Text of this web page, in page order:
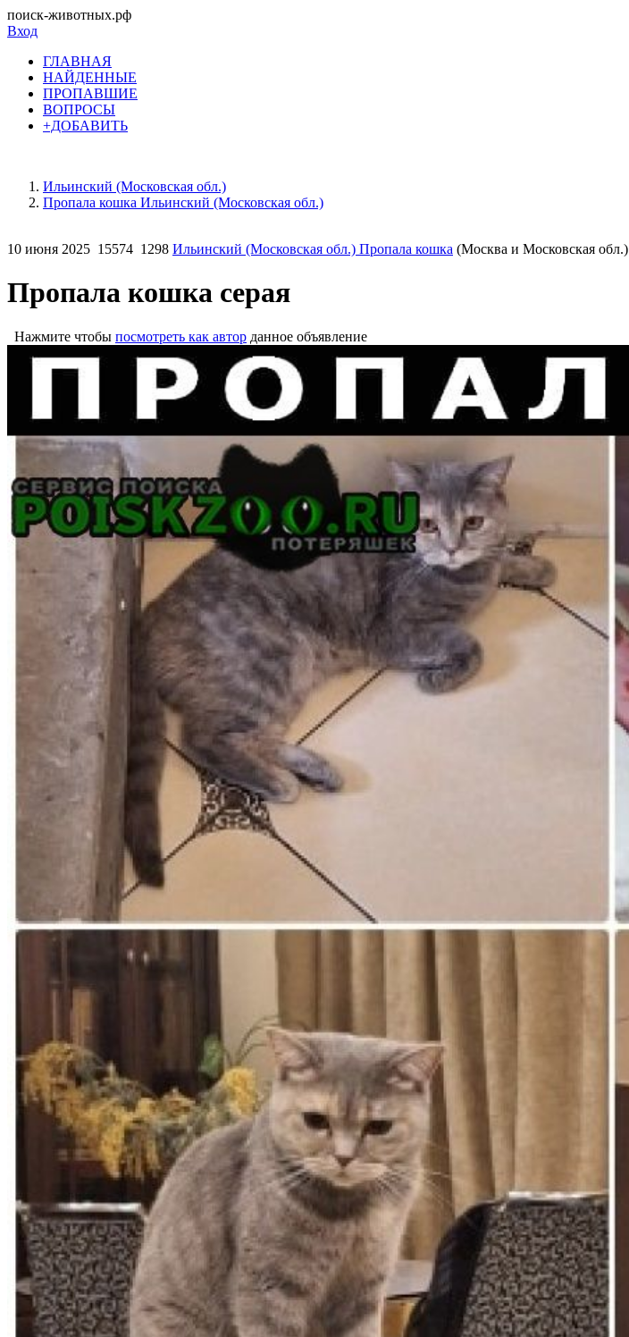
поиск-животных.рф
Вход
ГЛАВНАЯ
НАЙДЕННЫЕ
ПРОПАВШИЕ
ВОПРОСЫ
+ДОБАВИТЬ
Ильинский (Московская обл.)
Пропала кошка Ильинский (Московская обл.)
10 июня 2025 15574 1298 Ильинский (Московская обл.) Пропала кошка (Москва и Московская обл.)
Пропала кошка серая
Нажмите чтобы посмотреть как автор данное объявление